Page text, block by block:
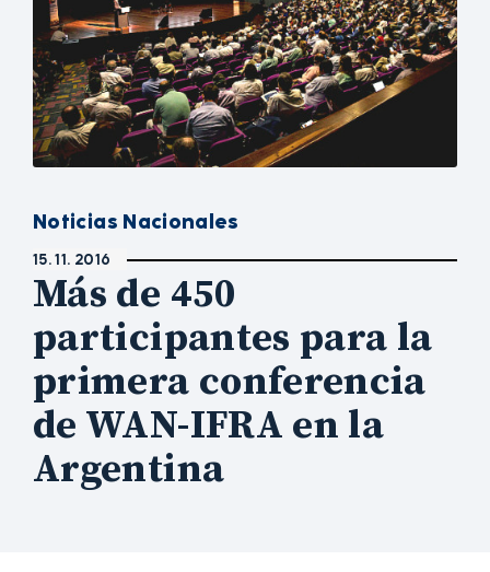
Noticias Nacionales
15. 11. 2016
Más de 450
participantes para la
primera conferencia
de WAN-IFRA en la
Argentina